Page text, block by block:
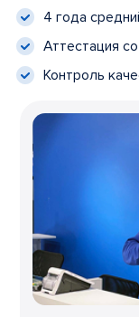
4 года
Аттестация
Контроль